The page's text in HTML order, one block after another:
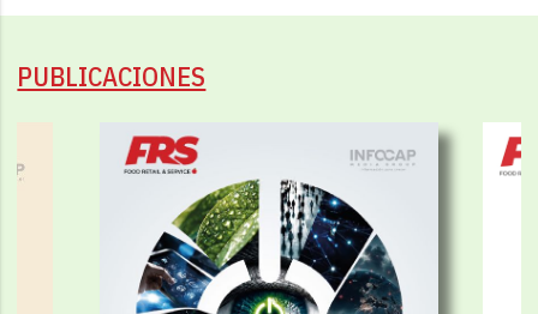
PUBLICACIONES